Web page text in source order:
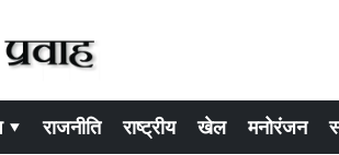
▾ राजनीति राष्ट्रीय खेल मनोरंजन